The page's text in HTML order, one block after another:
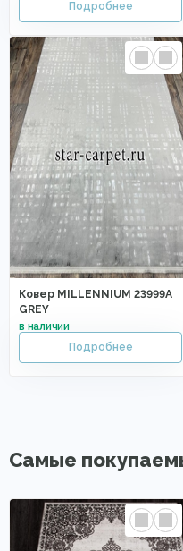
Ковер MILLENNIUM 23999A
GREY
Самые